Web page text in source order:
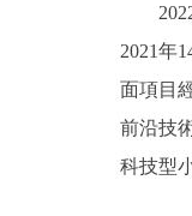
2022
2021年
面項目
前沿技
科技型